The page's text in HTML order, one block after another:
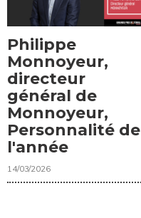
Philippe
Monnoyeur,
directeur
général de
Monnoyeur,
Personnalité de
l'année
14/03/2026